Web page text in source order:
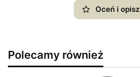
Oceń i opisz
Polecamy również